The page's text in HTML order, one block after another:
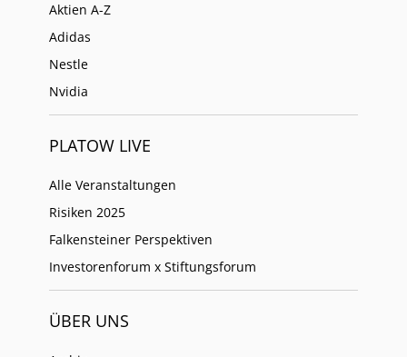
Aktien A-Z
Adidas
Nestle
Nvidia
PLATOW LIVE
Alle Veranstaltungen
Risiken 2025
Falkensteiner Perspektiven
Investorenforum x Stiftungsforum
ÜBER UNS